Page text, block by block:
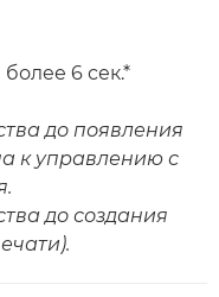
6 сек.*
до появления
к управлению с
до создания